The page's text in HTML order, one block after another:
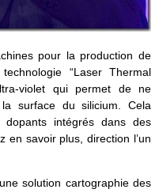
pour la production de
“Laser Thermal
violet qui permet de ne
surface du silicium. Cela
dopants intégrés dans des
en savoir plus, direction l’un
solution cartographie des